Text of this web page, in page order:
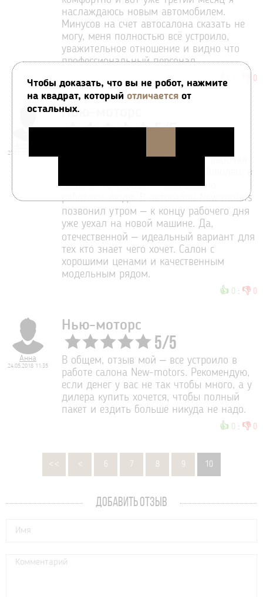
наслаждаюсь новым автомобилем.
Минусов на счет автосалона сказать не
могу, меня полностью всё устроило,
уважительное отношение и видно что
профессиональный персонал.
👍 0
27.05.2018 11:36
Нью-моторс
5/5
Лада Гранта) и очень быстро. Доволен, в
целом. Что хорошо – оперативно
работают люди. В автосалон New motors
позвонил утром – к концу рабочего дня
уже уехал на новой машине. Да,
отечественной – идеальный вариант для
тех кто знает чего хочет. Салон с
хорошими ценами и качественным
модельным рядом.
👍 0 : 👎 0
Анна
24.05.2018 11:35
Нью-моторс
5/5
В общем, отзыв мой – все устроило в
работе салона New-motors. Рекомендую,
если денег у вас не так чтобы много, а у
дилера купить хочется, чтобы полный
пакет и ездить больше никуда не надо.
👍 0 : 👎 0
<< < 6 7 8 9 10
ДОБАВИТЬ ОТЗЫВ
Чтобы доказать, что вы не робот, нажмите
на квадрат, который отличается от
остальных.